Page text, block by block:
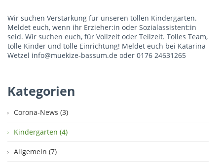
Wir suchen Verstärkung für unseren tollen Kindergarten.
Meldet euch, wenn ihr Erzieher:in oder Sozialassistent:in
seid. Wir suchen euch, für Vollzeit oder Teilzeit. Tolles Team,
tolle Kinder und tolle Einrichtung! Meldet euch bei Katarina
Wetzel info@muekize-bassum.de oder 0176 24631265
Kategorien
Corona-News (3)
Kindergarten (4)
Allgemein (7)